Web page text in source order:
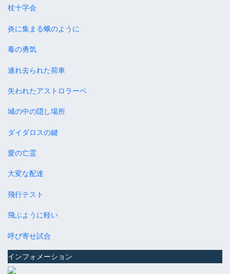
杖十字会
炎に集まる蛾のように
毒の勇気
連れ去られた荷車
失われたアストロラーベ
城の中の隠し場所
ダイダロスの鍵
愛の亡霊
大変な配達
飛行テスト
飛ぶように軽い
呼び寄せ試合
インフォメーション